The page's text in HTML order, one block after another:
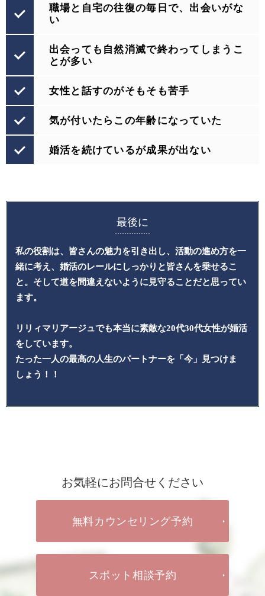
職場と自宅の往復の毎日で、出会いがな
い
出会っても自然消滅で終わってしまうこ
とが多い
女性と話すのがそもそも苦手
気が付いたらこの年齢になっていた
婚活を続けているが成果が出ない
最後に
私の役割は、皆さんの魅力を引き出し、活動の進め方を一
緒に考え、 婚活のレールにしっかりと皆さんを乗せるこ
と。 そして道を間違えないように見守ることだと思ってい
ます。
リリィマリアージュでも本当に素敵な20代30代女性が婚活
をしています。
たった一人の最高の人生のパートナーを「今」見つけま
しょう！！
お気軽にお問合せください
無料カウンセリング予約
スポット相談予約